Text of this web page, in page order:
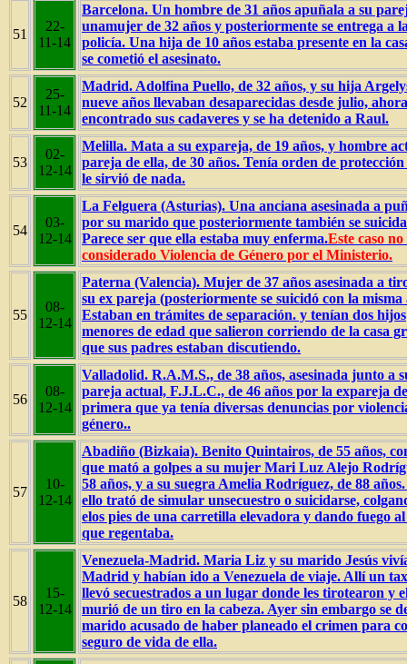
51
22-
11-14
Barcelona. Un hombre de 31 años apuñala a su
unamujer de 32 años y posteriormente se entrega a
policía. Una hija de 10 años estaba presente en la
se cometió el asesinato.
52
25-
11-14
Madrid. Adolfina Puello, de 32 años, y su hija
nueve años llevaban desaparecidas desde julio,
encontrado sus cadaveres y se ha detenido a Raul.
53
02-
12-14
Melilla. Mata a su expareja, de 19 años, y hombre
pareja de ella, de 30 años. Tenía orden de
le sirvió de nada.
54
03-
12-14
La Felguera (Asturias). Una anciana asesinada a
por su marido que posteriormente también se
Parece ser que ella estaba muy enferma.Este caso no
considerado Violencia de Género por el Ministerio.
55
08-
12-14
Paterna (Valencia). Mujer de 37 años asesinada a
su ex pareja (posteriormente se suicidó con la
Estaban en trámites de separación. y tenían dos hijos
menores de edad que salieron corriendo de la casa
que sus padres estaban discutiendo.
56
08-
12-14
Valladolid. R.A.M.S., de 38 años, asesinada junto a
pareja actual, F.J.L.C., de 46 años por la expareja
primera que ya tenía diversas denuncias por
género..
57
10-
12-14
Abadiño (Bizkaia). Benito Quintairos, de 55 años,
que mató a golpes a su mujer Mari Luz Alejo
58 años, y a su suegra Amelia Rodríguez, de 88
ello trató de simular unsecuestro o suicidarse,
elos pies de una carretilla elevadora y dando fuego
que regentaba.
58
15-
12-14
Venezuela-Madrid. Maria Liz y su marido Jesús
Madrid y habían ido a Venezuela de viaje. Allí un
llevó secuestrados a un lugar donde les tirotearon y
murió de un tiro en la cabeza. Ayer sin embargo se
marido acusado de haber planeado el crimen para
seguro de vida de ella.